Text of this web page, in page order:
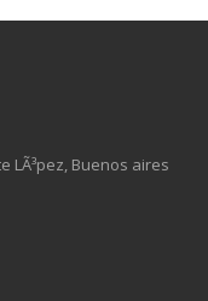
LÃ³pez, Buenos aires